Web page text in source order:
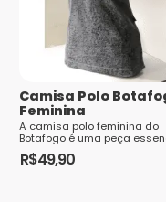
opções
podem
escolhidas
na
página
do
produto
Camisa Polo
Feminina
A camisa polo feminina do
Botafogo é uma peça
para as torcedoras
pelo clube. Com um design
R$49,90